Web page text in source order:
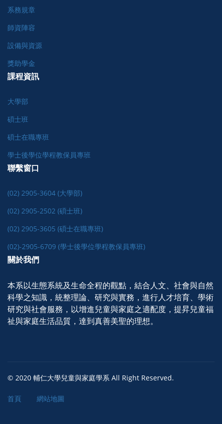
系務規章
師資陣容
設備與資源
獎助學金
課程資訊
大學部
碩士班
碩士在職專班
學士後學位學程教保員專班
聯繫窗口
(02) 2905-3604 (大學部)
(02) 2905-2502 (碩士班)
(02) 2905-3605 (碩士在職專班)
(02)-2905-6709 (學士後學位學程教保員專班)
關於我們
本系以生態系統及生命全程的觀點，結合人文、社會與自然
科學之知識，統整理論、研究與實務，進行人才培育、學術
研究與社會服務，以增進兒童與家庭之適配度，提昇兒童福
祉與家庭生活品質，達到真善美聖的理想。
© 2020 輔仁大學兒童與家庭學系 All Right Reserved.
首頁 網站地圖